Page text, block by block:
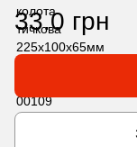
33.0 грн